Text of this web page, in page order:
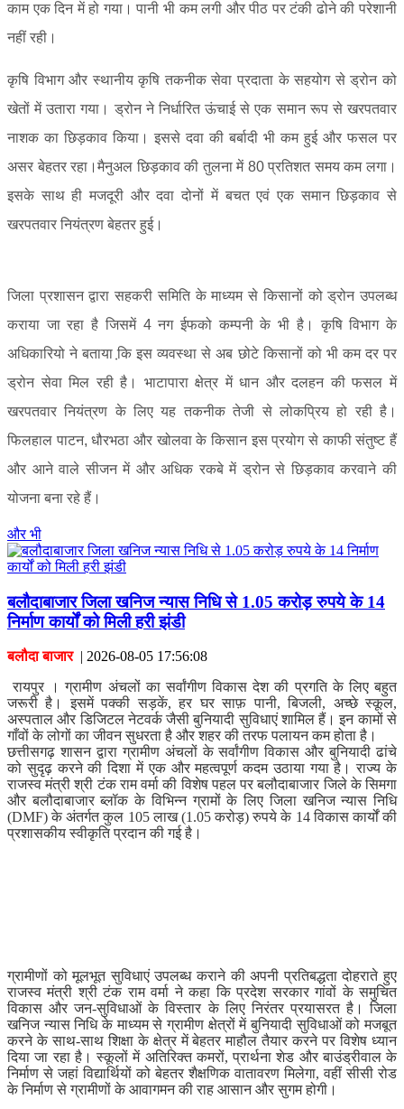
काम एक दिन में हो गया। पानी भी कम लगी और पीठ पर टंकी ढोने की परेशानी
नहीं रही।
कृषि विभाग और स्थानीय कृषि तकनीक सेवा प्रदाता के सहयोग से ड्रोन को
खेतों में उतारा गया। ड्रोन ने निर्धारित ऊंचाई से एक समान रूप से खरपतवार
नाशक का छिड़काव किया। इससे दवा की बर्बादी भी कम हुई और फसल पर
असर बेहतर रहा।मैनुअल छिड़काव की तुलना में 80 प्रतिशत समय कम लगा।
इसके साथ ही मजदूरी और दवा दोनों में बचत एवं एक समान छिड़काव से
खरपतवार नियंत्रण बेहतर हुई।
जिला प्रशासन द्वारा सहकरी समिति के माध्यम से किसानों को ड्रोन उपलब्ध
कराया जा रहा है जिसमें 4 नग ईफको कम्पनी के भी है। कृषि विभाग के
अधिकारियो ने बताया कि़ इस व्यवस्था से अब छोटे किसानों को भी कम दर पर
ड्रोन सेवा मिल रही है। भाटापारा क्षेत्र में धान और दलहन की फसल में
खरपतवार नियंत्रण के लिए यह तकनीक तेजी से लोकप्रिय हो रही है।
फिलहाल पाटन, धौरभठा और खोलवा के किसान इस प्रयोग से काफी संतुष्ट हैं
और आने वाले सीजन में और अधिक रकबे में ड्रोन से छिड़काव करवाने की
योजना बना रहे हैं।
और भी
बलौदाबाजार जिला खनिज न्यास निधि से 1.05 करोड़ रुपये के 14
निर्माण कार्यों को मिली हरी झंडी
बलौदा बाजार| 2026-08-05 17:56:08
रायपुर । ग्रामीण अंचलों का सर्वांगीण विकास देश की प्रगति के लिए बहुत
जरूरी है। इसमें पक्की सड़कें, हर घर साफ़ पानी, बिजली, अच्छे स्कूल,
अस्पताल और डिजिटल नेटवर्क जैसी बुनियादी सुविधाएं शामिल हैं। इन कामों से
गाँवों के लोगों का जीवन सुधरता है और शहर की तरफ पलायन कम होता है।
छत्तीसगढ़ शासन द्वारा ग्रामीण अंचलों के सर्वांगीण विकास और बुनियादी ढांचे
को सुदृढ़ करने की दिशा में एक और महत्वपूर्ण कदम उठाया गया है। राज्य के
राजस्व मंत्री श्री टंक राम वर्मा की विशेष पहल पर बलौदाबाजार जिले के सिमगा
और बलौदाबाजार ब्लॉक के विभिन्न ग्रामों के लिए जिला खनिज न्यास निधि
(DMF) के अंतर्गत कुल 105 लाख (1.05 करोड़) रुपये के 14 विकास कार्यों की
प्रशासकीय स्वीकृति प्रदान की गई है।
ग्रामीणों को मूलभूत सुविधाएं उपलब्ध कराने की अपनी प्रतिबद्धता दोहराते हुए
राजस्व मंत्री श्री टंक राम वर्मा ने कहा कि प्रदेश सरकार गांवों के समुचित
विकास और जन-सुविधाओं के विस्तार के लिए निरंतर प्रयासरत है। जिला
खनिज न्यास निधि के माध्यम से ग्रामीण क्षेत्रों में बुनियादी सुविधाओं को मजबूत
करने के साथ-साथ शिक्षा के क्षेत्र में बेहतर माहौल तैयार करने पर विशेष ध्यान
दिया जा रहा है। स्कूलों में अतिरिक्त कमरों, प्रार्थना शेड और बाउंड्रीवाल के
निर्माण से जहां विद्यार्थियों को बेहतर शैक्षणिक वातावरण मिलेगा, वहीं सीसी रोड
के निर्माण से ग्रामीणों के आवागमन की राह आसान और सुगम होगी।